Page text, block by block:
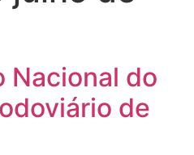
Nacional do
de